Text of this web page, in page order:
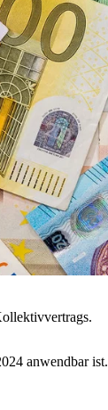
anwendbar ist.